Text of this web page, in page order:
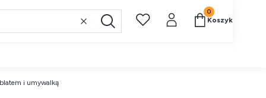
WyczyśćSzukaj
Produkty w
Koszyk
i umywalką